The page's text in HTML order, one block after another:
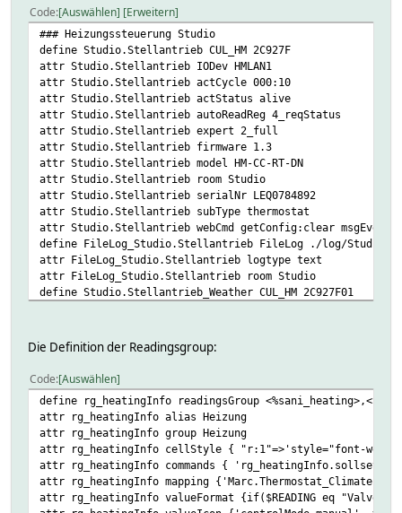
Code Auswählen Erweitern
### Heizungssteuerung Studio
define Studio.Stellantrieb CUL_HM 2C927F
attr Studio.Stellantrieb IODev HMLAN1
attr Studio.Stellantrieb actCycle 000:10
attr Studio.Stellantrieb actStatus alive
attr Studio.Stellantrieb autoReadReg 4_reqStatus
attr Studio.Stellantrieb expert 2_full
attr Studio.Stellantrieb firmware 1.3
attr Studio.Stellantrieb model HM-CC-RT-DN
attr Studio.Stellantrieb room Studio
attr Studio.Stellantrieb serialNr LEQ0784892
attr Studio.Stellantrieb subType thermostat
attr Studio.Stellantrieb webCmd getConfig:clear
define FileLog_Studio.Stellantrieb FileLog ./log/
attr FileLog_Studio.Stellantrieb logtype text
attr FileLog_Studio.Stellantrieb room Studio
define Studio.Stellantrieb_Weather CUL_HM 2C927F01
attr Studio.Stellantrieb_Weather room Studio
define Studio.Stellantrieb_Climate CUL_HM 2C927F02
attr Studio.Stellantrieb_Climate model HM-CC-RT-DN
attr Studio.Stellantrieb_Climate peerIDs
attr Studio.Stellantrieb_Climate room Studio
define Studio.Stellantrieb_WindowRec CUL_HM 2C927F03
attr Studio.Stellantrieb_WindowRec model HM-CC-RT-DN
attr Studio.Stellantrieb_WindowRec peerIDs 00000000,
attr Studio.Stellantrieb_WindowRec room Studio
attr Studio.Stellantrieb_WindowRec stateFormat
define Studio.Stellantrieb_Clima CUL_HM 2C927F04
Die Definition der Readingsgroup:
Code Auswählen
define rg_heatingInfo readingsGroup
attr rg_heatingInfo alias Heizung
attr rg_heatingInfo group Heizung
attr rg_heatingInfo cellStyle { "r:1"=>'style="font-
attr rg_heatingInfo commands {
attr rg_heatingInfo mapping
attr rg_heatingInfo valueFormat {if($READING eq